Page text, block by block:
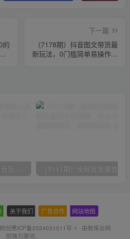
的
下一篇
（7178期）抖音图文带货最
新玩法，0门槛简单易操作，
关于我们 广告合作 网站地图
创黑ICP备2024031011号-1 · 由智库云网
创强力驱动.